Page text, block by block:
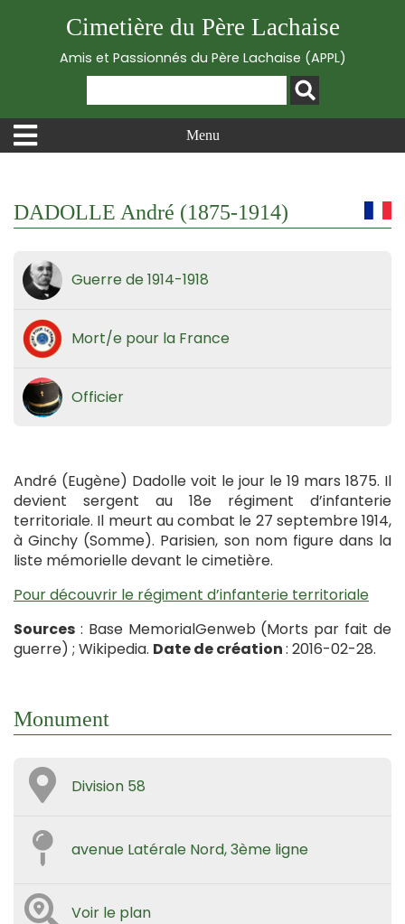
Cimetière du Père Lachaise
Amis et Passionnés du Père Lachaise (APPL)
Menu
DADOLLE André (1875-1914)
Guerre de 1914-1918
Mort/e pour la France
Officier
André (Eugène) Dadolle voit le jour le 19 mars 1875. Il
devient sergent au 18e régiment d’infanterie
territoriale. Il meurt au combat le 27 septembre 1914,
à Ginchy (Somme). Parisien, son nom figure dans la
liste mémorielle devant le cimetière.
Pour découvrir le régiment d’infanterie territoriale
Sources : Base MemorialGenweb (Morts par fait de
guerre) ; Wikipedia. Date de création: 2016-02-28.
Monument
Division 58
avenue Latérale Nord, 3ème ligne
Voir le plan